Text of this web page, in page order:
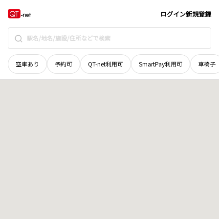
ログイン新規登録
空車あり 予約可 QT-net利用可 SmartPay利用可 車椅子
鳥取県